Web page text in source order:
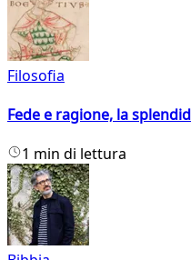
Filosofia
Fede e ragione, la
1 min di lettura